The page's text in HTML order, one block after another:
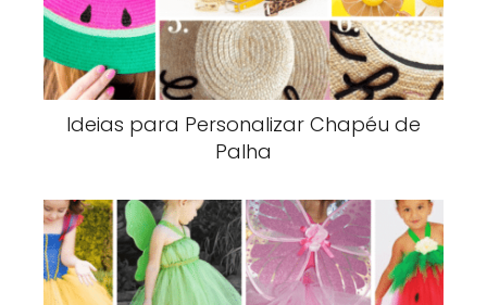
Ideias para Personalizar Chapéu de
Palha